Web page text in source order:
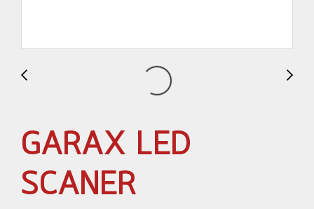
GARAX LED
SCANER